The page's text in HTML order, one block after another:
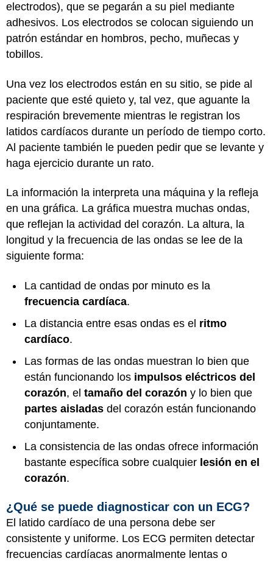
electrodos), que se pegarán a su piel mediante
adhesivos. Los electrodos se colocan siguiendo un
patrón estándar en hombros, pecho, muñecas y
tobillos.
Una vez los electrodos están en su sitio, se pide al
paciente que esté quieto y, tal vez, que aguante la
respiración brevemente mientras le registran los
latidos cardíacos durante un período de tiempo corto.
Al paciente también le pueden pedir que se levante y
haga ejercicio durante un rato.
La información la interpreta una máquina y la refleja
en una gráfica. La gráfica muestra muchas ondas,
que reflejan la actividad del corazón. La altura, la
longitud y la frecuencia de las ondas se lee de la
siguiente forma:
La cantidad de ondas por minuto es la
frecuencia cardíaca.
La distancia entre esas ondas es el ritmo
cardíaco.
Las formas de las ondas muestran lo bien que
están funcionando los impulsos eléctricos del
corazón, el tamaño del corazón y lo bien que
partes aisladas del corazón están funcionando
conjuntamente.
La consistencia de las ondas ofrece información
bastante específica sobre cualquier lesión en el
corazón.
¿Qué se puede diagnosticar con un ECG?
El latido cardíaco de una persona debe ser
consistente y uniforme. Los ECG permiten detectar
frecuencias cardíacas anormalmente lentas o